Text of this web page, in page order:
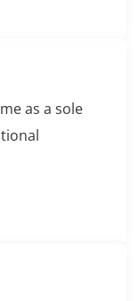
as a sole